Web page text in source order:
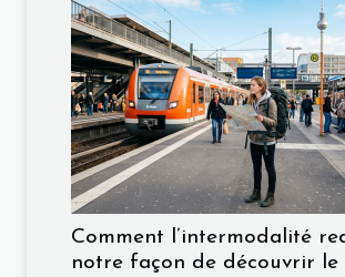
Comment l’intermodalité
notre façon de découvrir le